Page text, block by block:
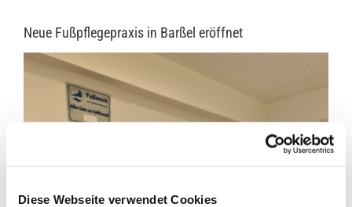
Diese Webseite verwendet Cookies
Neue Fußpflegepraxis in Barßel eröffnet
Zeige
grösseres